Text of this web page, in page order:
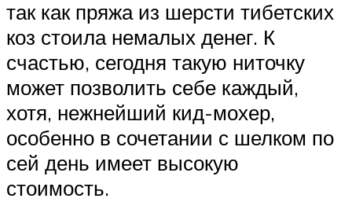
так как пряжа из шерсти тибетских
коз стоила немалых денег. К
счастью, сегодня такую ниточку
может позволить себе каждый,
хотя, нежнейший кид-мохер,
особенно в сочетании с шелком по
сей день имеет высокую
стоимость.